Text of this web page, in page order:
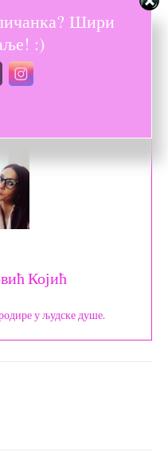
Којић
у људске душе.
Шири
:)